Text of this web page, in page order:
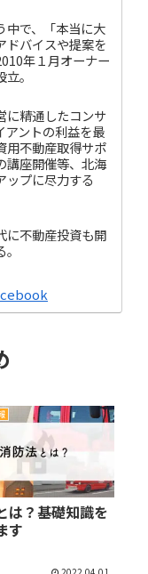
中で、「本当に大
ドバイスや提案を
年１月オーナー
。
に精通したコンサ
アントの利益を最
用不動産取得サポ
講座開催等、北海
ップに尽力する
に不動産投資も開
は？基礎知識を
す